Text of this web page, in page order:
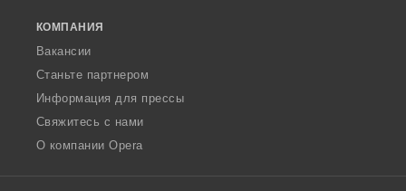
КОМПАНИЯ
Вакансии
Станьте партнером
Информация для прессы
Свяжитесь с нами
О компании Opera